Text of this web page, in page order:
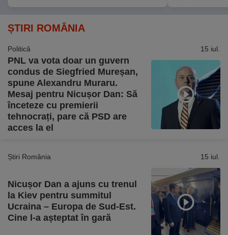
ȘTIRI ROMÂNIA
Politică 15 iul.
PNL va vota doar un guvern
condus de Siegfried Mureșan,
spune Alexandru Muraru.
Mesaj pentru Nicușor Dan: Să
înceteze cu premierii
tehnocrați, pare că PSD are
acces la el
Știri România 15 iul.
Nicușor Dan a ajuns cu trenul
la Kiev pentru summitul
Ucraina – Europa de Sud-Est.
Cine l-a așteptat în gară